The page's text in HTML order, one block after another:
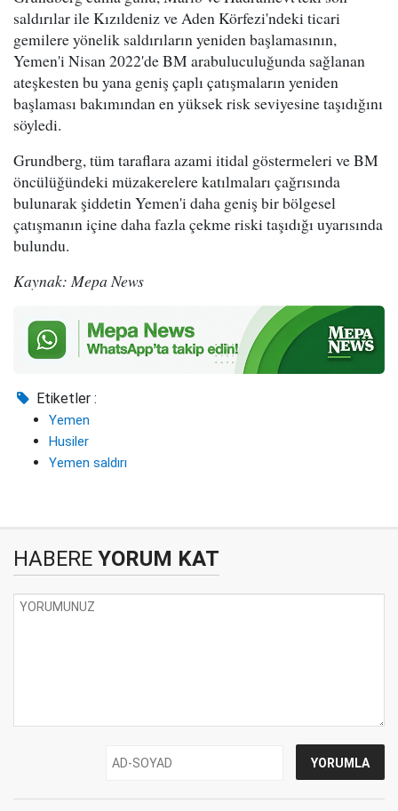
saldırılar ile Kızıldeniz ve Aden Körfezi'ndeki ticari
gemilere yönelik saldırıların yeniden başlamasının,
Yemen'i Nisan 2022'de BM arabuluculuğunda sağlanan
ateşkesten bu yana geniş çaplı çatışmaların yeniden
başlaması bakımından en yüksek risk seviyesine taşıdığını
söyledi.
Grundberg, tüm taraflara azami itidal göstermeleri ve BM
öncülüğündeki müzakerelere katılmaları çağrısında
bulunarak şiddetin Yemen'i daha geniş bir bölgesel
çatışmanın içine daha fazla çekme riski taşıdığı uyarısında
bulundu.
Kaynak: Mepa News
Etiketler :
Yemen
Husiler
Yemen saldırı
HABERE YORUM KAT